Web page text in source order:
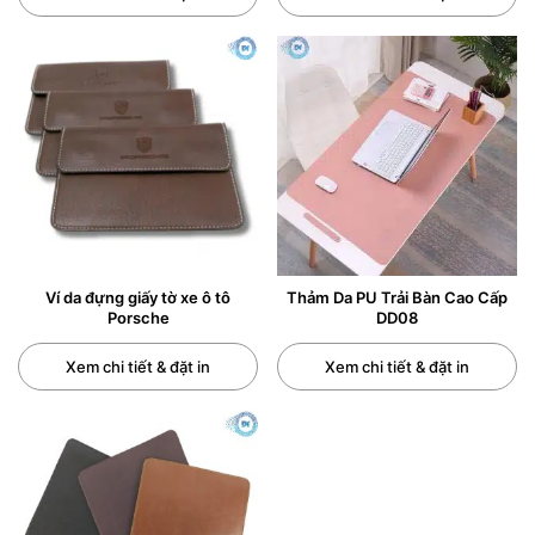
1. VÍ ĐỰNG CARD LÀ GÌ? ĐỊNH NGHĨA
& CÔNG DỤNG CHI TIẾT
Ví đựng card(hay còn gọi là card holder,ví thẻ ,ví
mini ) là một loại ví nhỏ gọn, được thiết kế chuyên biệt
để chứa đựng và sắp xếp các loại thẻ (card) và một số
giấy tờ nhỏ. Khác với ví tiền truyền thống có nhiều
ngăn lớn cho tiền mặt, ví đựng card tập trung vào các
khe đựng thẻ được bố trí khoa học, tối ưu hóa không
gian cho các loại thẻ phổ biến.
Mục đích chính của ví đựng card là mang lại sự tiện lợi,
gọn gàng, an toàn và thể hiện phong cách cho người
Thẻ ngân hàng:
Bao gồm thẻ ATM, thẻ tín dụng, thẻ
ghi nợ… với kích thước chuẩn
Ví da đựng giấy tờ xe ô tô
Porsche
Xem chi tiết & đặt in
Thảm Da PU Trải Bàn Cao Cấp
DD08
Xem chi tiết & đặt in